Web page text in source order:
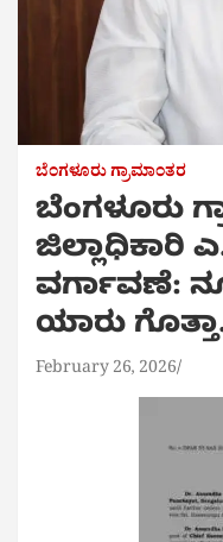
ಬೆಂಗಳೂರು ಗ್ರಾಮಾಂತರ
ಬೆಂಗಳೂರು
ಜಿಲ್ಲಾಧಿಕಾರಿ
ವರ್ಗಾವಣೆ:
ಯಾರು
February 26, 2026